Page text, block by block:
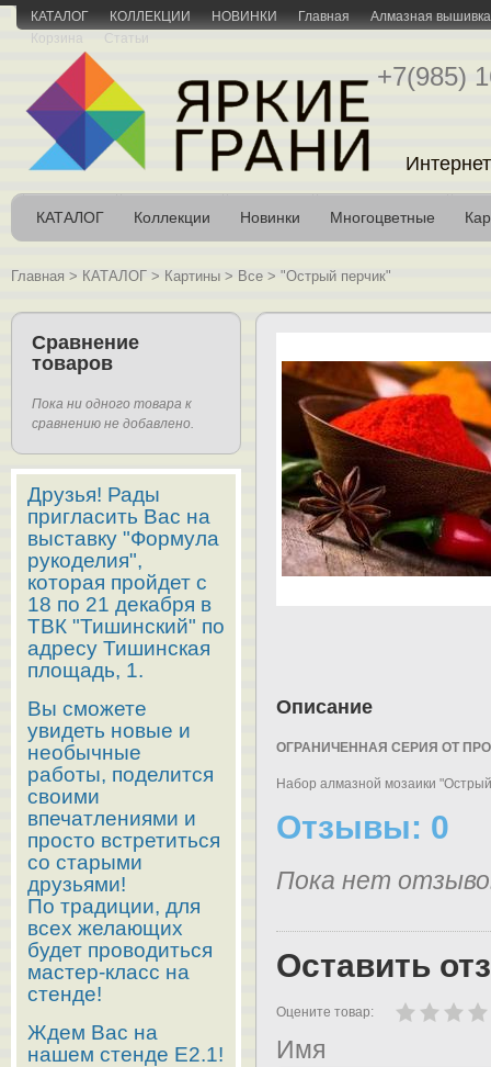
КАТАЛОГ КОЛЛЕКЦИИ НОВИНКИ Главная
Алмазная вышивка
Корзина
Статьи
+7(985)
КАТАЛОГ Коллекции Новинки Многоцветные
Главная > КАТАЛОГ > Картины > Все > "Острый перчик"
Описание
ОГРАНИЧЕННАЯ СЕРИЯ ОТ
Набор алмазной мозаики
Отзывы: 0
Пока нет
Оставить
Оцените товар:
Имя
Сравнение
товаров
Пока ни одного товара к
сравнению не добавлено.
Друзья! Рады
пригласить Вас на
выставку "Формула
рукоделия",
которая пройдет с
18 по 21 декабря в
ТВК "Тишинский" по
адресу Тишинская
площадь, 1.
Вы сможете
увидеть новые и
необычные
работы, поделится
своими
впечатлениями и
просто встретиться
со старыми
друзьями!
По традиции, для
всех желающих
будет проводиться
мастер-класс на
стенде!
Ждем Вас на
нашем стенде E2.1!